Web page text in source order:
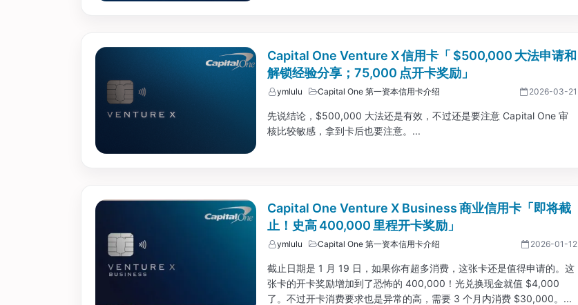
Capital One Venture X 信用卡「 $500,000 大法申请和
解锁经验分享；75,000 点开卡奖励」
ymlulu Capital One 第一资本信用卡介绍 2026-03-21
先说结论，$500,000 大法还是有效，不过还是要注意 Capital One 审
核比较敏感，拿到卡后也要注意。...
Capital One Venture X Business 商业信用卡「即将截
止！史高 400,000 里程开卡奖励」
ymlulu Capital One 第一资本信用卡介绍 2026-01-12
截止日期是 1 月 19 日，如果你有超多消费，这张卡还是值得申请的。这
张卡的开卡奖励增加到了恐怖的 400,000！光兑换现金就值 $4,000
了。不过开卡消费要求也是异常的高，需要 3 个月内消费 $30,000。...